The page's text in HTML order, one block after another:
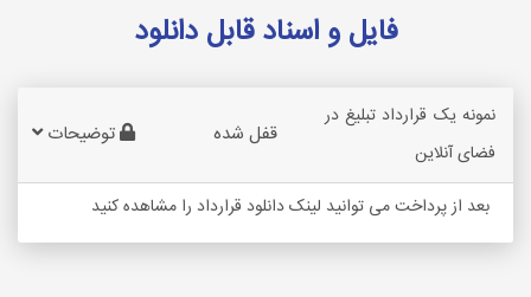
فایل و اسناد قابل دانلود
نمونه یک قرارداد تبلیغ در
فضای آنلاین
قفل شده توضیحات
بعد از پرداخت می توانید لینک دانلود قرارداد را مشاهده کنید